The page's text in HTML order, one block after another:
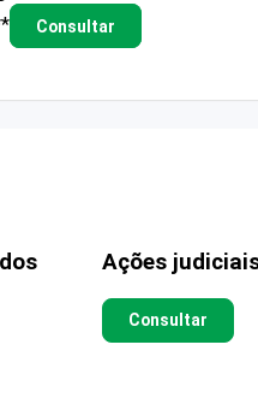
Consultar
Ações
Consultar